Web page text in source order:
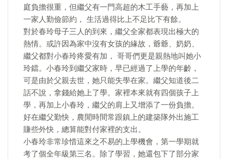
庭負擔很重，但繼父有一門高超的木工手藝，再加上
一家人勤儉節約， 生活過得比上不足比下有餘。
對於春玲母子三人的到來，繼父全家都表現出極大的
熱情。或許因為家中沒有女孩的緣故，爺爺、奶奶、
繼父都對小春玲疼愛有加， 哥哥們更是親熱地叫她小
玲鐺。小春玲到繼父家時，早已經過了上學的年齡，
可是由於父親去世，她只能失學在家。繼父知道後二
話不說，拿錢給她上了學。家裡本來就有四個孩子上
學，再加上小春玲，繼父的肩上又增添了一份負擔。
好在繼父勤快，農閒時間常跟鎮上的建築隊外出施工
賺些外快，總算能對付家裡的支出。
小春玲非常珍惜這來之不易的上學機會，第一學期就
考了個全年級第三名。除了學習，她還包下了部分家